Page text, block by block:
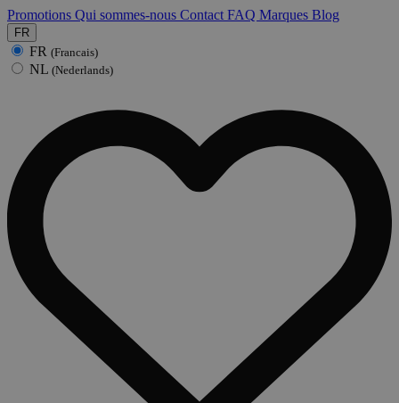
Promotions Qui sommes-nous Contact FAQ Marques Blog
FR
FR (Francais)
NL (Nederlands)